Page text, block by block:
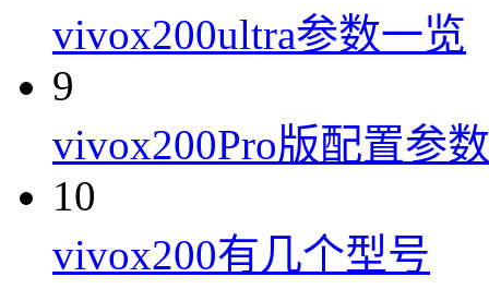
vivox200ultra参数一览
9
vivox200Pro版配置参数
10
vivox200有几个型号